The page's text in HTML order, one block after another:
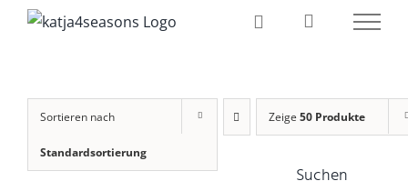
Zum
Sortieren nach
Standardsortierung
Zeige 50 Produkte